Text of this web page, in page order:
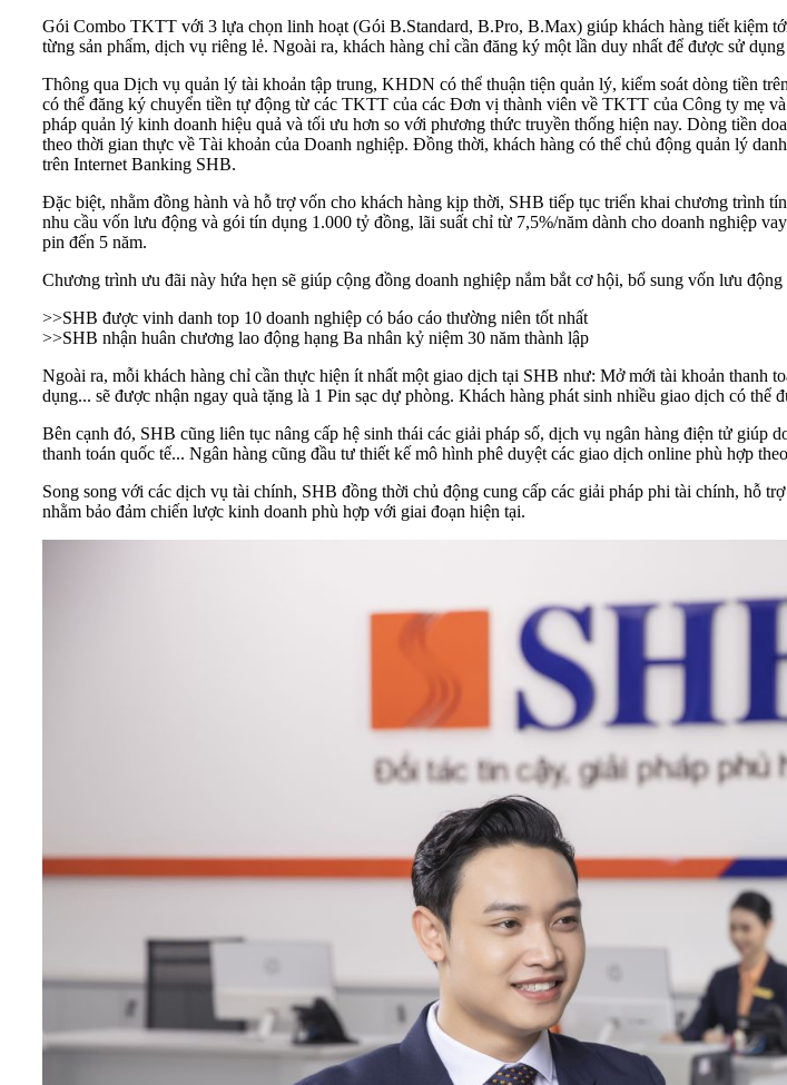
Gói Combo TKTT với 3 lựa chọn linh hoạt (Gói B.Standard, B.Pro, B.Max) giúp khách hàng tiết kiệm
từng sản phẩm, dịch vụ riêng lẻ. Ngoài ra, khách hàng chỉ cần đăng ký một lần duy nhất để được sử
Thông qua Dịch vụ quản lý tài khoản tập trung, KHDN có thể thuận tiện quản lý, kiểm soát dòng tiền
có thể đăng ký chuyển tiền tự động từ các TKTT của các Đơn vị thành viên về TKTT của Công ty mẹ
pháp quản lý kinh doanh hiệu quả và tối ưu hơn so với phương thức truyền thống hiện nay. Dòng tiền
theo thời gian thực về Tài khoản của Doanh nghiệp. Đồng thời, khách hàng có thể chủ động quản lý
trên Internet Banking SHB.
Đặc biệt, nhằm đồng hành và hỗ trợ vốn cho khách hàng kịp thời, SHB tiếp tục triển khai chương trình
nhu cầu vốn lưu động và gói tín dụng 1.000 tỷ đồng, lãi suất chỉ từ 7,5%/năm dành cho doanh nghiệp
pin đến 5 năm.
Chương trình ưu đãi này hứa hẹn sẽ giúp cộng đồng doanh nghiệp nắm bắt cơ hội, bổ sung vốn lưu
>>SHB được vinh danh top 10 doanh nghiệp có báo cáo thường niên tốt nhất
>>SHB nhận huân chương lao động hạng Ba nhân kỷ niệm 30 năm thành lập
Ngoài ra, mỗi khách hàng chỉ cần thực hiện ít nhất một giao dịch tại SHB như: Mở mới tài khoản
dụng... sẽ được nhận ngay quà tặng là 1 Pin sạc dự phòng. Khách hàng phát sinh nhiều giao dịch có
Bên cạnh đó, SHB cũng liên tục nâng cấp hệ sinh thái các giải pháp số, dịch vụ ngân hàng điện tử
thanh toán quốc tế... Ngân hàng cũng đầu tư thiết kế mô hình phê duyệt các giao dịch online phù hợp
Song song với các dịch vụ tài chính, SHB đồng thời chủ động cung cấp các giải pháp phi tài chính, hỗ
nhằm bảo đảm chiến lược kinh doanh phù hợp với giai đoạn hiện tại.